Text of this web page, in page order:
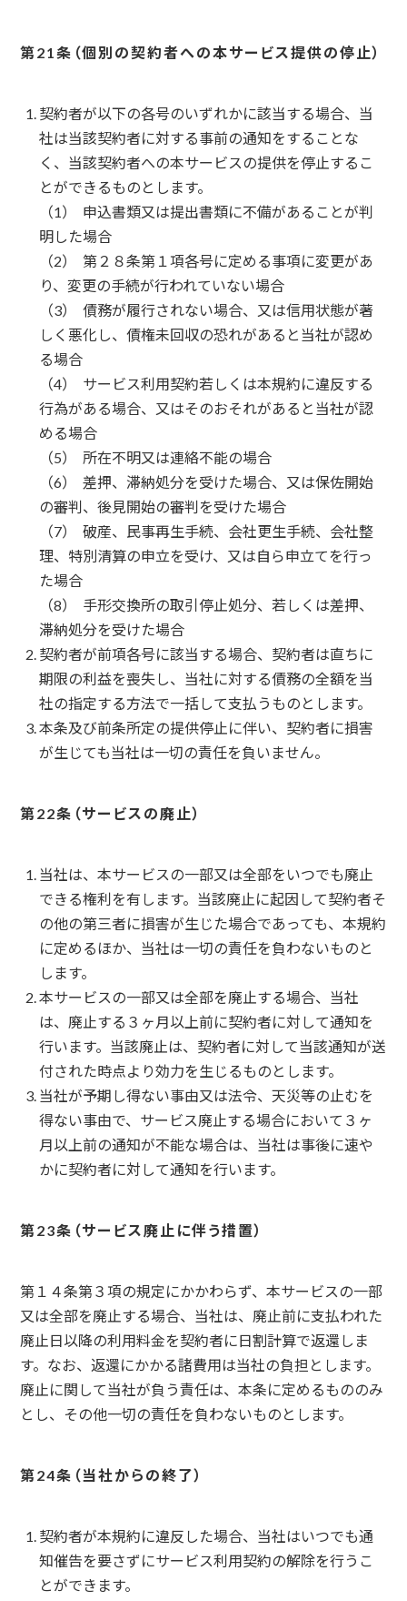
個別の契約者への本サービス提供の停止
契約者が以下の各号のいずれかに該当する場合、当
社は当該契約者に対する事前の通知をすることな
く、当該契約者への本サービスの提供を停止するこ
とができるものとします。
申込書類又は提出書類に不備があることが判
明した場合
第２８条第１項各号に定める事項に変更があ
り、変更の手続が行われていない場合
債務が履行されない場合、又は信用状態が著
しく悪化し、債権未回収の恐れがあると当社が認め
る場合
サービス利用契約若しくは本規約に違反する
行為がある場合、又はそのおそれがあると当社が認
める場合
所在不明又は連絡不能の場合
差押、滞納処分を受けた場合、又は保佐開始
の審判、後見開始の審判を受けた場合
破産、民事再生手続、会社更生手続、会社整
理、特別清算の申立を受け、又は自ら申立てを行っ
た場合
手形交換所の取引停止処分、若しくは差押、
滞納処分を受けた場合
契約者が前項各号に該当する場合、契約者は直ちに
期限の利益を喪失し、当社に対する債務の全額を当
社の指定する方法で一括して支払うものとします。
本条及び前条所定の提供停止に伴い、契約者に損害
が生じても当社は一切の責任を負いません。
サービスの廃止
当社は、本サービスの一部又は全部をいつでも廃止
できる権利を有します。当該廃止に起因して契約者そ
の他の第三者に損害が生じた場合であっても、本規約
に定めるほか、当社は一切の責任を負わないものと
します。
本サービスの一部又は全部を廃止する場合、当社
は、廃止する３ヶ月以上前に契約者に対して通知を
行います。当該廃止は、契約者に対して当該通知が送
付された時点より効力を生じるものとします。
当社が予期し得ない事由又は法令、天災等の止むを
得ない事由で、サービス廃止する場合において３ヶ
月以上前の通知が不能な場合は、当社は事後に速や
かに契約者に対して通知を行います。
サービス廃止に伴う措置
第１４条第３項の規定にかかわらず、本サービスの一部
又は全部を廃止する場合、当社は、廃止前に支払われた
廃止日以降の利用料金を契約者に日割計算で返還しま
す。なお、返還にかかる諸費用は当社の負担とします。
廃止に関して当社が負う責任は、本条に定めるもののみ
とし、その他一切の責任を負わないものとします。
当社からの終了
契約者が本規約に違反した場合、当社はいつでも通
知催告を要さずにサービス利用契約の解除を行うこ
とができます。